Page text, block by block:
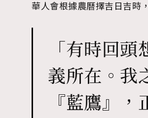
華人會根據農曆擇吉日吉時
「有時回
義所在。我
『藍鷹』